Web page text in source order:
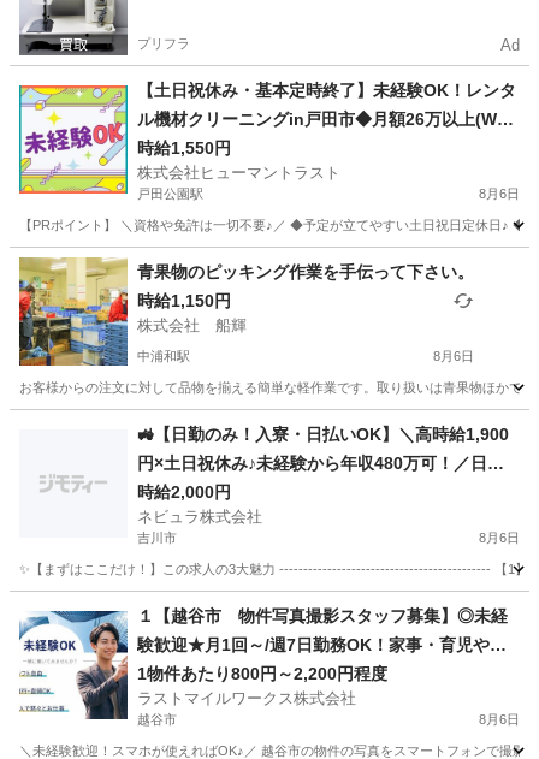
プリフラ Ad
【土日祝休み・基本定時終了】未経験OK！レンタ
ル機材クリーニングin戸田市◆月額26万以上(W2G
-0445_1)
時給1,550円
株式会社ヒューマントラスト
戸田公園駅 8月6日
【PRポイント】 ＼資格や免許は一切不要♪／ ◆予定が立てやすい土日祝日定休日♪ ◆
埼玉 戸田市 戸田公園駅
青果物のピッキング作業を手伝って下さい。
時給1,150円
株式会社 船輝
中浦和駅 8月6日
お客様からの注文に対して品物を揃える簡単な軽作業です。取り扱いは青果物ほかで
中浦和駅 仕分け
🚜【日勤のみ！入寮・日払いOK】＼高時給1,900
円×土日祝休み♪未経験から年収480万可！／日払
いOK＆交通費別途支給の大手トラクター・エンジ
ン製造スタッフ［茨城県つくばみらい市］80907
時給2,000円
ネビュラ株式会社
吉川市 8月6日
✨【まずはここだけ！】この求人の3大魅力 -------------------------------------------- 【1】
軽作業 スタッフ
１【越谷市 物件写真撮影スタッフ募集】◎未経
験歓迎★月1回～/週7日勤務OK！家事・育児や本
業との両立も、がっつり勤務も大歓迎／自由に選
べる働き方／直行直帰可能
1物件あたり800円～2,200円程度
ラストマイルワークス株式会社
越谷市 8月6日
＼未経験歓迎！スマホが使えればOK♪／ 越谷市の物件の写真をスマートフォンで撮